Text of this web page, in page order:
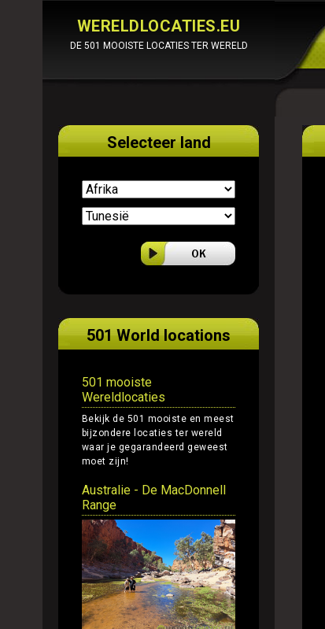
WERELDLOCATIES.EU
DE 501 MOOISTE LOCATIES TER WERELD
Selecteer land
501 World locations
501 mooiste
Wereldlocaties
Bekijk de 501 mooiste en meest
bijzondere locaties ter wereld
waar je gegarandeerd geweest
moet zijn!
Australie - De MacDonnell
Range